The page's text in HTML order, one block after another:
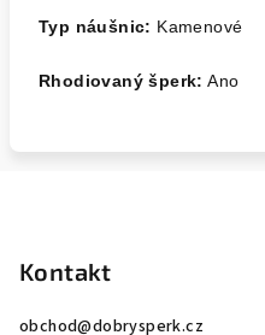
Typ náušnic: Kamenové
Rhodiovaný šperk: Ano
Kontakt
obchod@dobrysperk.cz